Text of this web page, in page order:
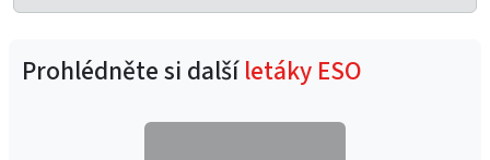
Prohlédněte si dalšíletáky ESO